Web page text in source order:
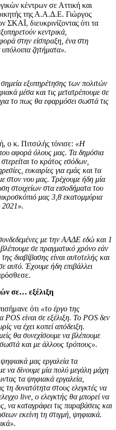
κέντρων σε Αττική και
της Α.Α.Δ.Ε. Γιώργος
ΣΚΑΪ, διευκρινίζοντας ότι τα
κεντρικά,
στην είσπραξη, ένα στη
ζητήματα».
εξυπηρέτησης των πολιτών
μέσα και τις μετατρέπουμε σε
το πως θα εφαρμόσει σωστά τις
ο κ. Πιτσιλής τόνισε: «Η
αφορά όλους μας. Τα δημόσια
το κράτος εσόδων,
ευκαιρίες για εμάς και τα
στον νου μας. Τρέχουμε ήδη μία
στοιχείων στα εισοδήματα του
μας 3,8 εκατομμύρια
2021».
με την ΑΑΔΕ εδώ και 1
σε πραγματικό χρόνο εάν
διαβίβασης είναι αυτοτελής και
αυτό. Έχουμε ήδη επιβάλλει
σε… εξέλιξη
ότι «το έργο της
είναι σε εξέλιξη. Το POS δεν
να έχει κοπεί απόδειξη.
θα συνεχίσουμε να βλέπουμε
και με άλλους τρόπους».
μας εργαλεία τα
να δίνουμε μία πολύ μεγάλη μάχη
τα ψηφιακά εργαλεία,
τη δυνατότητα στους ελεγκτές να
live, ο ελεγκτής θα μπορεί να
να καταγράφει τις παραβάσεις και
εκείνη τη στιγμή, ψηφιακά.